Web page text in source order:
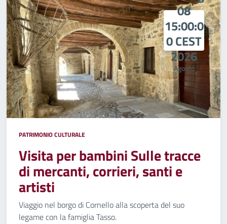
08
15:00:0
0 CEST
2026
Agosto
PATRIMONIO CULTURALE
Visita per bambini Sulle tracce
di mercanti, corrieri, santi e
artisti
Viaggio nel borgo di Cornello alla scoperta del suo
legame con la famiglia Tasso.